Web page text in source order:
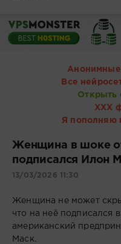
Анонимные
Все
Открыть
ХХХ
Я пополняю
Женщина в шоке
подписался Илон
13/03/2026 11:30
Женщина не может
что на неё подписался
американский
Маск.